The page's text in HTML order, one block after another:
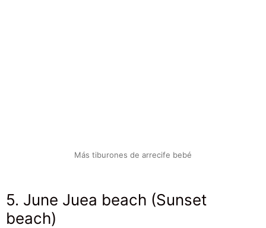
Más tiburones de arrecife bebé
5. June Juea beach (Sunset
beach)